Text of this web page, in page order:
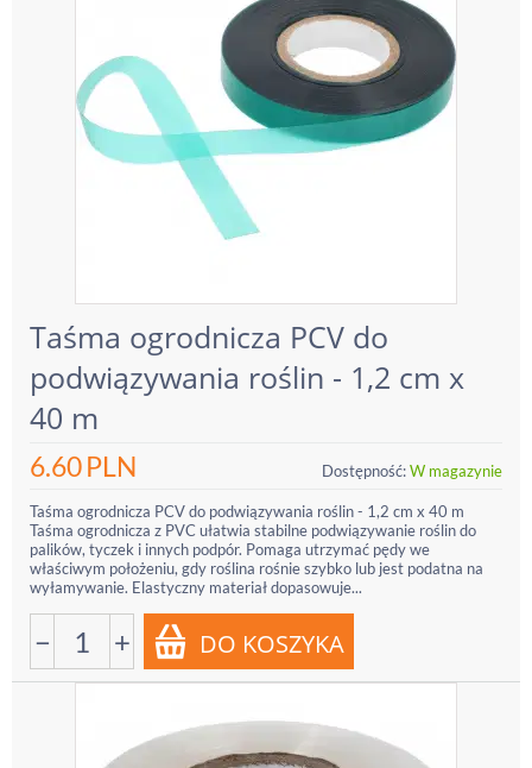
Taśma ogrodnicza PCV do
podwiązywania roślin - 1,2 cm x
40 m
6.60PLN Dostępność:W magazynie
Taśma ogrodnicza PCV do podwiązywania roślin - 1,2 cm x 40 m
Taśma ogrodnicza z PVC ułatwia stabilne podwiązywanie roślin do
palików, tyczek i innych podpór. Pomaga utrzymać pędy we
właściwym położeniu, gdy roślina rośnie szybko lub jest podatna na
wyłamywanie. Elastyczny materiał dopasowuje...
− +